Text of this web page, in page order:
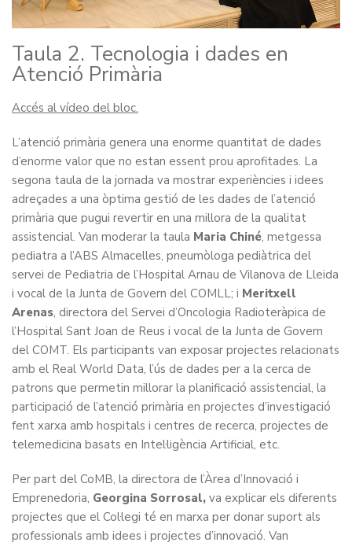
Taula 2. Tecnologia i dades en
Atenció Primària
Accés al vídeo del bloc.
L’atenció primària genera una enorme quantitat de dades
d’enorme valor que no estan essent prou aprofitades. La
segona taula de la jornada va mostrar experiències i idees
adreçades a una òptima gestió de les dades de l’atenció
primària que pugui revertir en una millora de la qualitat
assistencial. Van moderar la taula Maria Chiné, metgessa
pediatra a l’ABS Almacelles, pneumòloga pediàtrica del
servei de Pediatria de l’Hospital Arnau de Vilanova de Lleida
i vocal de la Junta de Govern del COMLL; i Meritxell
Arenas, directora del Servei d’Oncologia Radioteràpica de
l’Hospital Sant Joan de Reus i vocal de la Junta de Govern
del COMT. Els participants van exposar projectes relacionats
amb el Real World Data, l’ús de dades per a la cerca de
patrons que permetin millorar la planificació assistencial, la
participació de l’atenció primària en projectes d’investigació
fent xarxa amb hospitals i centres de recerca, projectes de
telemedicina basats en Intel·ligència Artificial, etc.
Per part del CoMB, la directora de l’Àrea d’Innovació i
Emprenedoria, Georgina Sorrosal, va explicar els diferents
projectes que el Col·legi té en marxa per donar suport als
professionals amb idees i projectes d’innovació. Van